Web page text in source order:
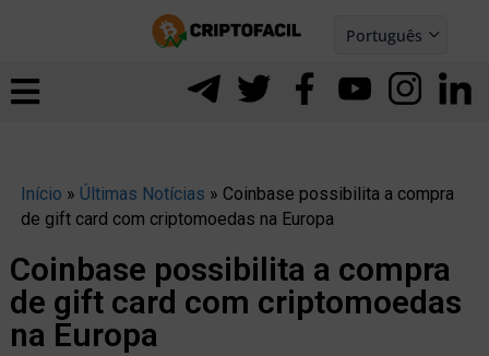
Português
Español
Início » Últimas Notícias » Coinbase possibilita a compra
de gift card com criptomoedas na Europa
Coinbase possibilita a compra
de gift card com criptomoedas
na Europa